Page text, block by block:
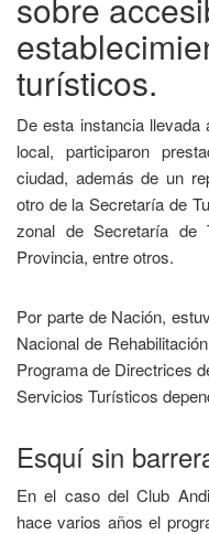
turísticos.
De esta instancia
local, participaron
ciudad, además de un
otro de la Secretaría de
zonal de Secretaría de
Provincia, entre otros.
Por parte de Nación,
Nacional de
Programa de Directrices
Servicios Turísticos
Esquí sin
En el caso del Club
hace varios años el